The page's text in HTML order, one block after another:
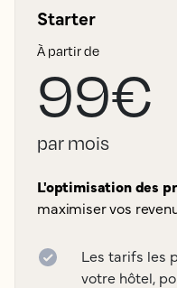
Starter
À partir de
99€
par mois
L'optimisation des
maximiser vos
Les tarifs les
votre hôtel,